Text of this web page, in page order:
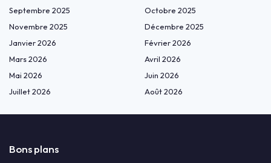
Septembre 2025
Octobre 2025
Novembre 2025
Décembre 2025
Janvier 2026
Février 2026
Mars 2026
Avril 2026
Mai 2026
Juin 2026
Juillet 2026
Août 2026
Bons plans